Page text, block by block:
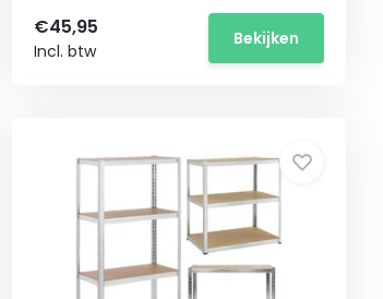
€45,95
Incl. btw
Bekijken